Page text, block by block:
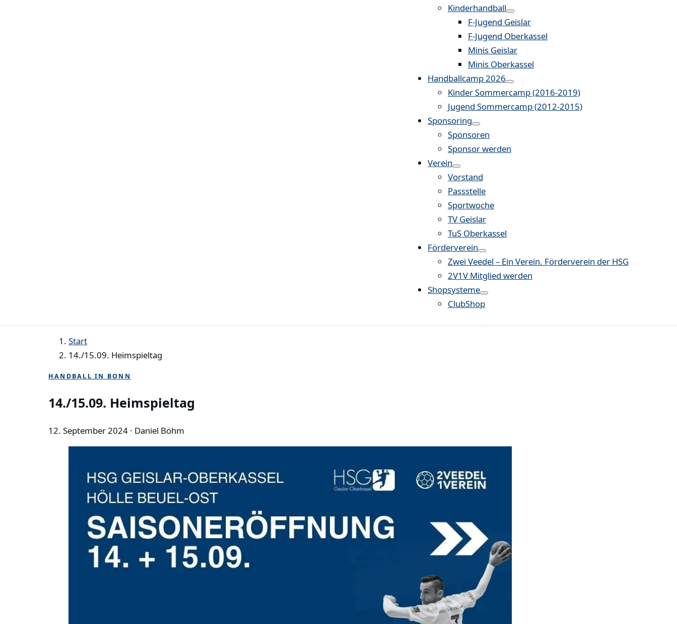
Kinderhandball
F-Jugend Geislar
F-Jugend Oberkassel
Minis Geislar
Minis Oberkassel
Handballcamp 2026
Kinder Sommercamp (2016-2019)
Jugend Sommercamp (2012-2015)
Sponsoring
Sponsoren
Sponsor werden
Verein
Vorstand
Passstelle
Sportwoche
TV Geislar
TuS Oberkassel
Förderverein
Zwei Veedel – Ein Verein. Förderverein der HSG
2V1V Mitglied werden
Shopsysteme
ClubShop
Start
14./15.09. Heimspieltag
HANDBALL IN BONN
14./15.09. Heimspieltag
12. September 2024 · Daniel Böhm